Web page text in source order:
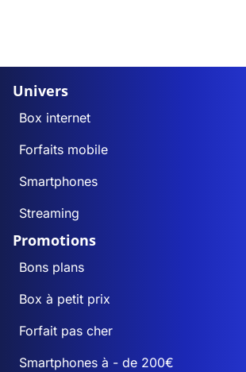
Univers
Box internet
Forfaits mobile
Smartphones
Streaming
Promotions
Bons plans
Box à petit prix
Forfait pas cher
Smartphones à - de 200€